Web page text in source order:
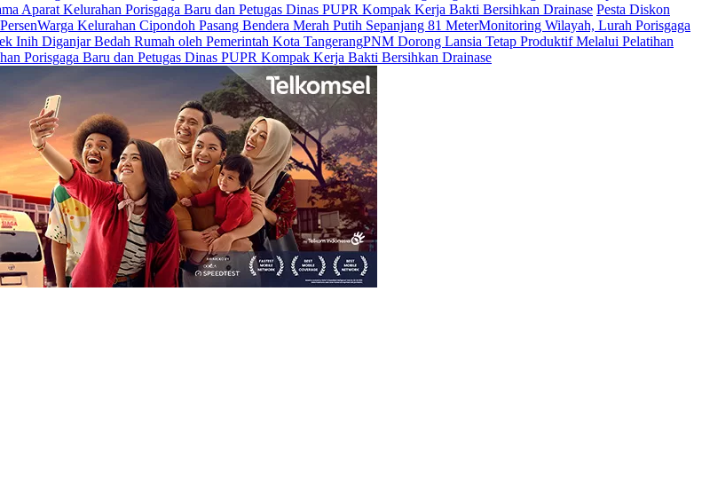
Aparat Kelurahan Porisgaga Baru dan Petugas Dinas PUPR Kompak Kerja Bakti Bersihkan Drainase Pesta Diskon
Warga Kelurahan Cipondoh Pasang Bendera Merah Putih Sepanjang 81 MeterMonitoring Wilayah, Lurah Porisgaga
Inih Diganjar Bedah Rumah oleh Pemerintah Kota TangerangPNM Dorong Lansia Tetap Produktif Melalui Pelatihan
Porisgaga Baru dan Petugas Dinas PUPR Kompak Kerja Bakti Bersihkan Drainase